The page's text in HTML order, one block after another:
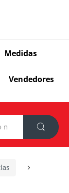
Medidas
Vendedores